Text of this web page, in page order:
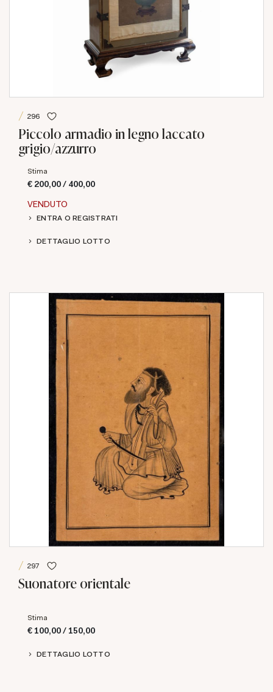
296
Piccolo armadio in legno laccato
grigio/azzurro
Stima
€ 200,00 / 400,00
VENDUTO
ENTRA O REGISTRATI
DETTAGLIO LOTTO
297
Suonatore orientale
Stima
€ 100,00 / 150,00
DETTAGLIO LOTTO